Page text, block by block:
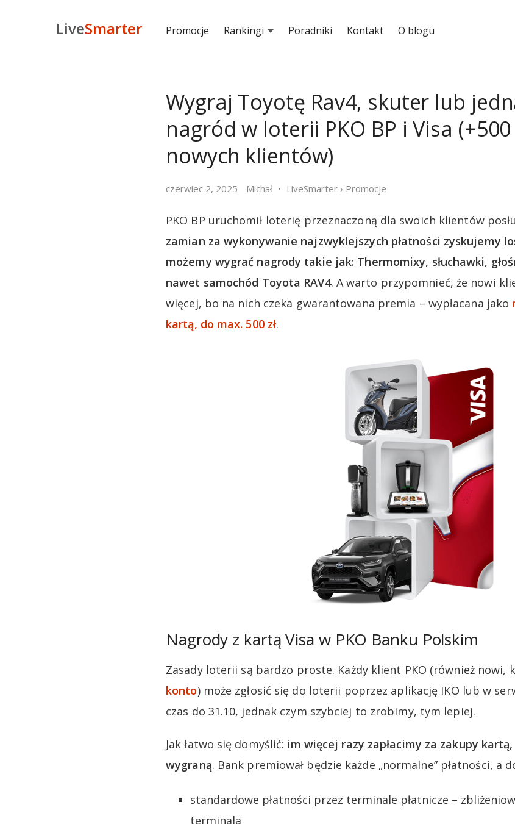
LiveSmarter Promocje Rankingi Poradniki Kontakt O blogu
Wygraj Toyotę Rav4, skuter lub
nagród w loterii PKO BP i Visa
nowych klientów)
czerwiec 2, 2025 Michał LiveSmarter › Promocje
PKO BP uruchomił loterię przeznaczoną dla swoich klientów
zamian za wykonywanie najzwyklejszych płatności zyskujemy
możemy wygrać nagrody takie jak: Thermomixy, słuchawki,
nawet samochód Toyota RAV4. A warto przypomnieć, że nowi
więcej, bo na nich czeka gwarantowana premia – wypłacana jako
kartą, do max. 500 zł.
Nagrody z kartą Visa w PKO Banku Polskim
Zasady loterii są bardzo proste. Każdy klient PKO (również nowi,
konto) może zgłosić się do loterii poprzez aplikację IKO lub w
czas do 31.10, jednak czym szybciej to zrobimy, tym lepiej.
Jak łatwo się domyślić: im więcej razy zapłacimy za zakupy
wygraną. Bank premiował będzie każde „normalne” płatności, a
standardowe płatności przez terminale płatnicze –
terminala